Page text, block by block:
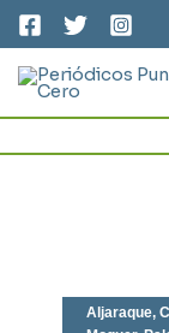
contenido
Aljaraque,